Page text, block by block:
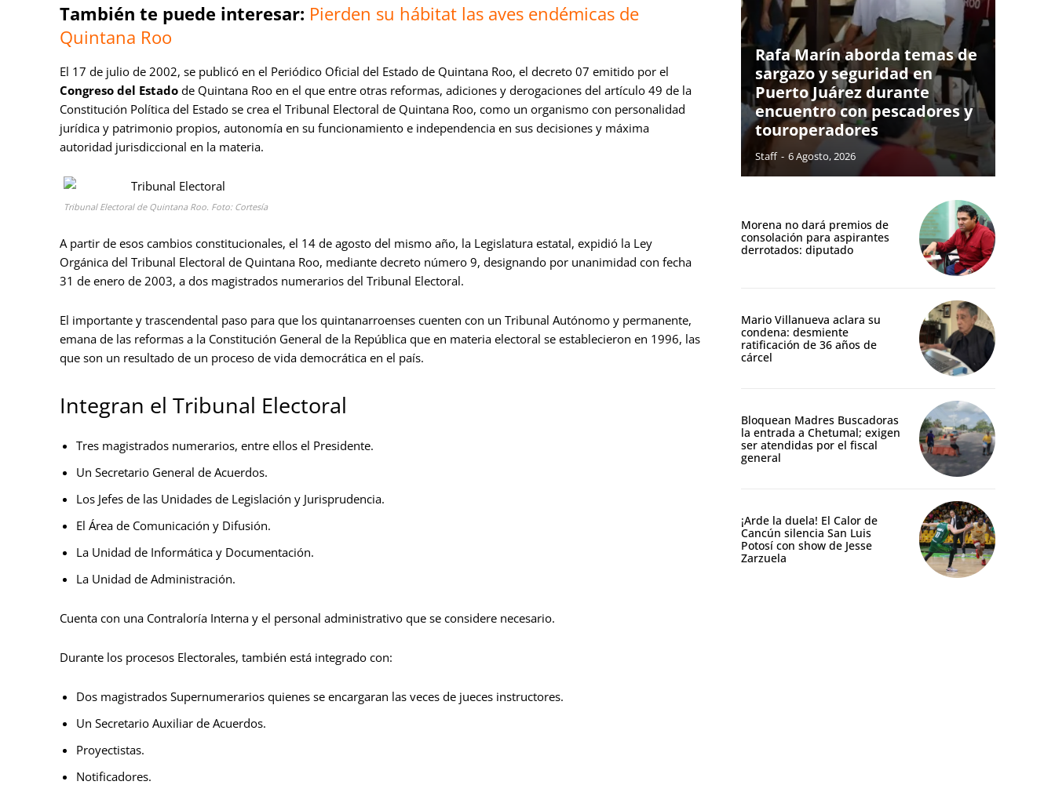
También te puede interesar: Pierden su hábitat las aves endémicas de
Quintana Roo
El 17 de julio de 2002, se publicó en el Periódico Oficial del Estado de Quintana Roo, el decreto 07 emitido por el
Congreso del Estado de Quintana Roo en el que entre otras reformas, adiciones y derogaciones del artículo 49 de la
Constitución Política del Estado se crea el Tribunal Electoral de Quintana Roo, como un organismo con personalidad
jurídica y patrimonio propios, autonomía en su funcionamiento e independencia en sus decisiones y máxima
autoridad jurisdiccional en la materia.
Tribunal Electoral de Quintana Roo. Foto: Cortesía
A partir de esos cambios constitucionales, el 14 de agosto del mismo año, la Legislatura estatal, expidió la Ley
Orgánica del Tribunal Electoral de Quintana Roo, mediante decreto número 9, designando por unanimidad con fecha
31 de enero de 2003, a dos magistrados numerarios del Tribunal Electoral.
El importante y trascendental paso para que los quintanarroenses cuenten con un Tribunal Autónomo y permanente,
emana de las reformas a la Constitución General de la República que en materia electoral se establecieron en 1996, las
que son un resultado de un proceso de vida democrática en el país.
Integran el Tribunal Electoral
Tres magistrados numerarios, entre ellos el Presidente.
Un Secretario General de Acuerdos.
Los Jefes de las Unidades de Legislación y Jurisprudencia.
El Área de Comunicación y Difusión.
La Unidad de Informática y Documentación.
La Unidad de Administración.
Cuenta con una Contraloría Interna y el personal administrativo que se considere necesario.
Durante los procesos Electorales, también está integrado con:
Dos magistrados Supernumerarios quienes se encargaran las veces de jueces instructores.
Un Secretario Auxiliar de Acuerdos.
Proyectistas.
Notificadores.
Rafa Marín aborda temas de
sargazo y seguridad en
Puerto Juárez durante
encuentro con pescadores y
touroperadores
Staff - 6 Agosto, 2026
Morena no dará premios de
consolación para aspirantes
derrotados: diputado
Mario Villanueva aclara su
condena: desmiente
ratificación de 36 años de
cárcel
Bloquean Madres Buscadoras
la entrada a Chetumal; exigen
ser atendidas por el fiscal
general
¡Arde la duela! El Calor de
Cancún silencia San Luis
Potosí con show de Jesse
Zarzuela